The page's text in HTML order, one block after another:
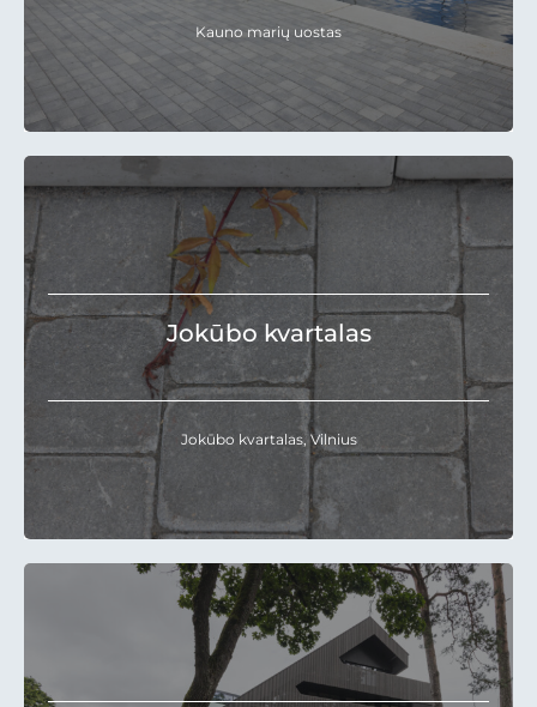
Kauno marių uostas
Jokūbo kvartalas
Jokūbo kvartalas, Vilnius